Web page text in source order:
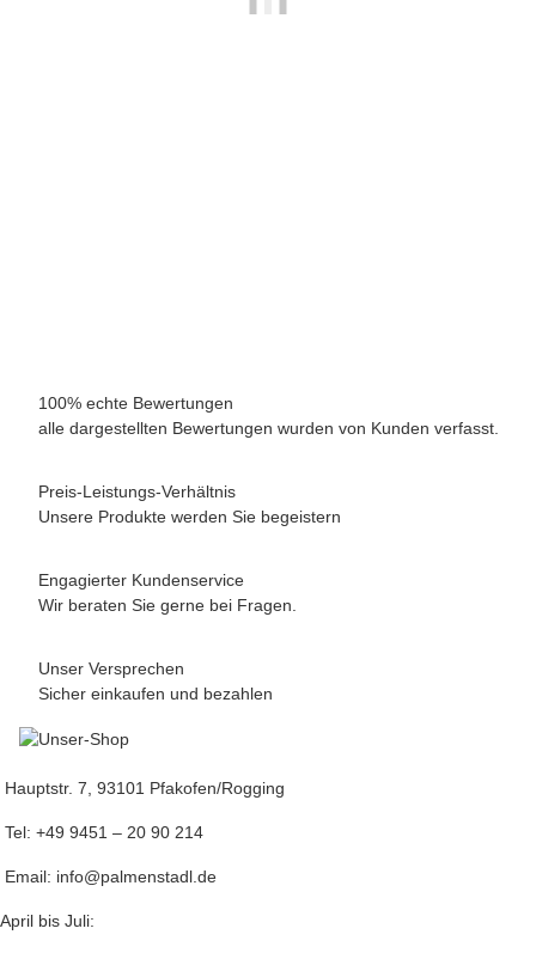
100% echte Bewertungen
alle dargestellten Bewertungen wurden von Kunden verfasst.
Preis-Leistungs-Verhältnis
Unsere Produkte werden Sie begeistern
Engagierter Kundenservice
Wir beraten Sie gerne bei Fragen.
Unser Versprechen
Sicher einkaufen und bezahlen
Hauptstr. 7, 93101 Pfakofen/Rogging
Tel: +49 9451 – 20 90 214
Email: info@palmenstadl.de
April bis Juli: